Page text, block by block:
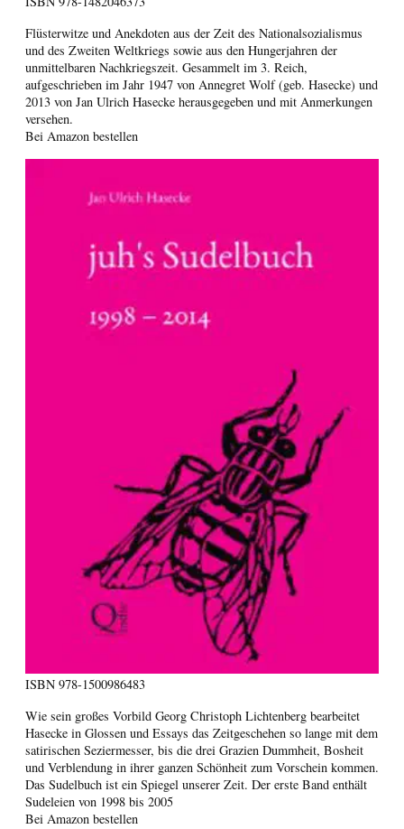
Flüsterwitze und Anekdoten aus der Zeit des Nationalsozialismus
und des Zweiten Weltkriegs sowie aus den Hungerjahren der
unmittelbaren Nachkriegszeit. Gesammelt im 3. Reich,
aufgeschrieben im Jahr 1947 von Annegret Wolf (geb. Hasecke) und
2013 von Jan Ulrich Hasecke herausgegeben und mit Anmerkungen
versehen.
Bei Amazon bestellen
ISBN 978-1500986483
Wie sein großes Vorbild Georg Christoph Lichtenberg bearbeitet
Hasecke in Glossen und Essays das Zeitgeschehen so lange mit dem
satirischen Seziermesser, bis die drei Grazien Dummheit, Bosheit
und Verblendung in ihrer ganzen Schönheit zum Vorschein kommen.
Das Sudelbuch ist ein Spiegel unserer Zeit. Der erste Band enthält
Sudeleien von 1998 bis 2005
Bei Amazon bestellen